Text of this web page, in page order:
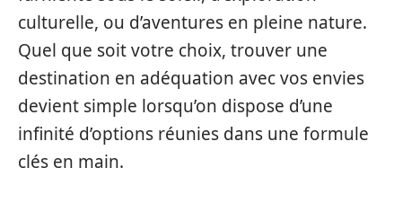
culturelle, ou d’aventures en pleine nature.
Quel que soit votre choix, trouver une
destination en adéquation avec vos envies
devient simple lorsqu’on dispose d’une
infinité d’options réunies dans une formule
clés en main.